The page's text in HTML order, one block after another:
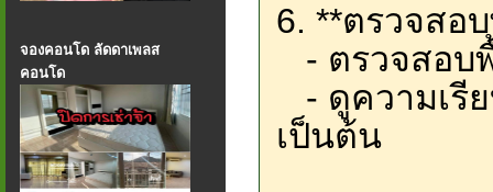
จองคอนโด ลัดดาเพลส
คอนโด
6. **ตรวจสอ
- ตรวจสอบ
- ดูความเรี
เป็นต้น